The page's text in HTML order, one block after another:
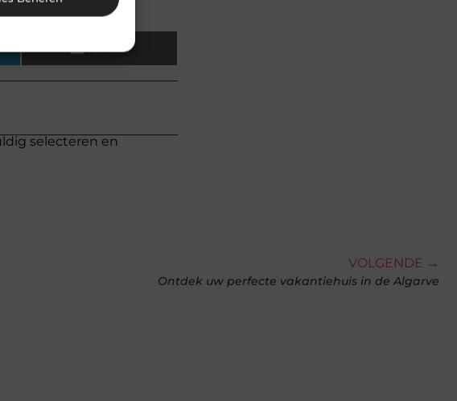
Email
selecteren en
VOLGENDE →
Ontdek uw perfecte vakantiehuis in de Algarve